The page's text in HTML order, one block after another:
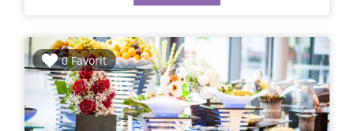
0 Favorit